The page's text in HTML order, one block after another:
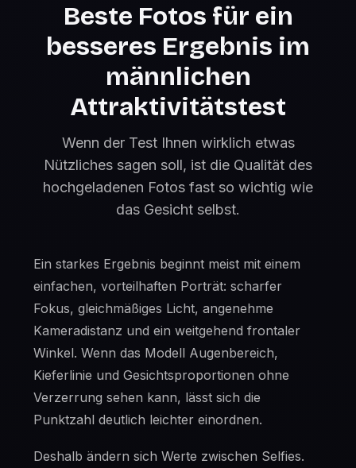
Beste Fotos für ein
besseres Ergebnis im
männlichen
Attraktivitätstest
Wenn der Test Ihnen wirklich etwas
Nützliches sagen soll, ist die Qualität des
hochgeladenen Fotos fast so wichtig wie
das Gesicht selbst.
Ein starkes Ergebnis beginnt meist mit einem
einfachen, vorteilhaften Porträt: scharfer
Fokus, gleichmäßiges Licht, angenehme
Kameradistanz und ein weitgehend frontaler
Winkel. Wenn das Modell Augenbereich,
Kieferlinie und Gesichtsproportionen ohne
Verzerrung sehen kann, lässt sich die
Punktzahl deutlich leichter einordnen.
Deshalb ändern sich Werte zwischen Selfies.